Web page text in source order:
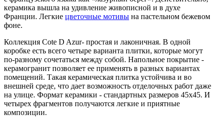
керамика вышла на удивление живописной и в духе
Франции. Легкие цветочные мотивы на пастельном бежевом
фоне.
Коллекция Cote D Azur- простая и лаконичная. В одной
коробке есть всего четыре варианта плитки, которые могут
по-разному сочетаться между собой. Напольное покрытие -
керамогранит позволяет ее применять в разных вариантах
помещений. Такая керамическая плитка устойчива и во
внешней среде, что дает возможность отделочных работ даже
на улице. Формат керамики - стандартных размеров 45х45. И
четырех фрагментов получаются легкие и приятные
композиции.